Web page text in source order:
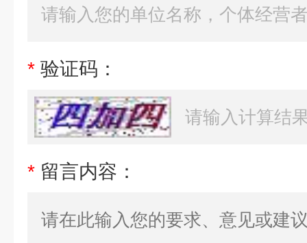
* 验证码：
* 留言内容：